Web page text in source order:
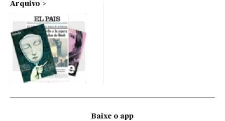
Arquivo
Baixe o app